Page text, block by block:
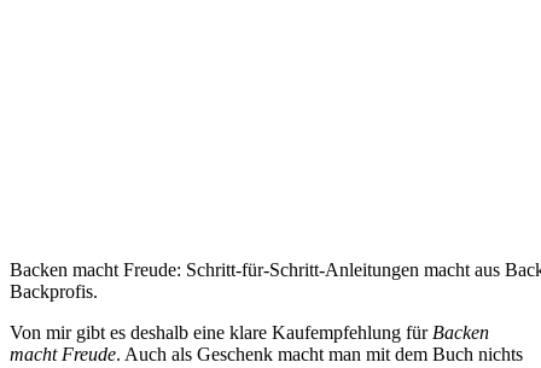
Backen macht Freude: Schritt-für-Schritt-Anleitungen macht aus
Backprofis.
Von mir gibt es deshalb eine klare Kaufempfehlung für Backen
macht Freude. Auch als Geschenk macht man mit dem Buch nichts